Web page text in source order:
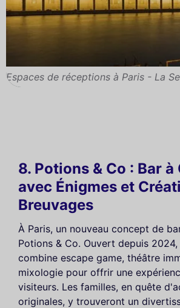
Espaces de réceptions à Paris - La
8. Potions & Co : Bar
avec Énigmes et
Breuvages
À Paris, un nouveau concept de
Potions & Co. Ouvert depuis
combine escape game, théâtre
mixologie pour offrir une
visiteurs. Les familles, en quête
originales, y trouveront un